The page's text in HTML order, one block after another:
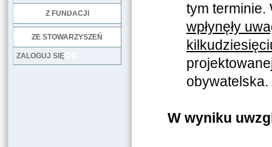
Z FUNDACJI
ZE STOWARZYSZEŃ
LOG
ZALOGUJ SIĘ
tym terminie.
wpłynęły
obywatelska.
W wyniku